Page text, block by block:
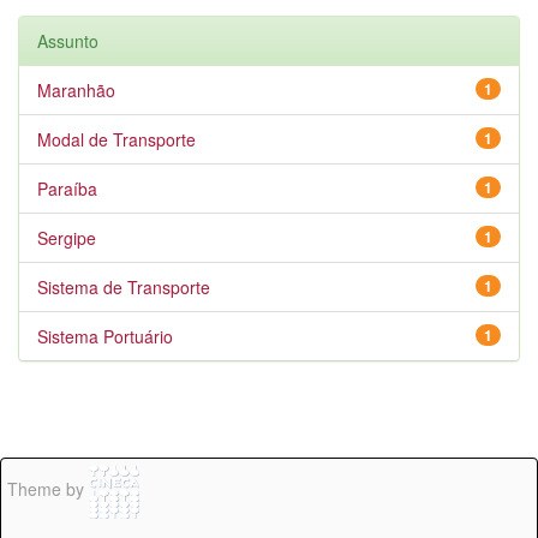
Assunto
1
Maranhão
1
Modal de Transporte
1
Paraíba
1
Sergipe
1
Sistema de Transporte
1
Sistema Portuário
Theme by